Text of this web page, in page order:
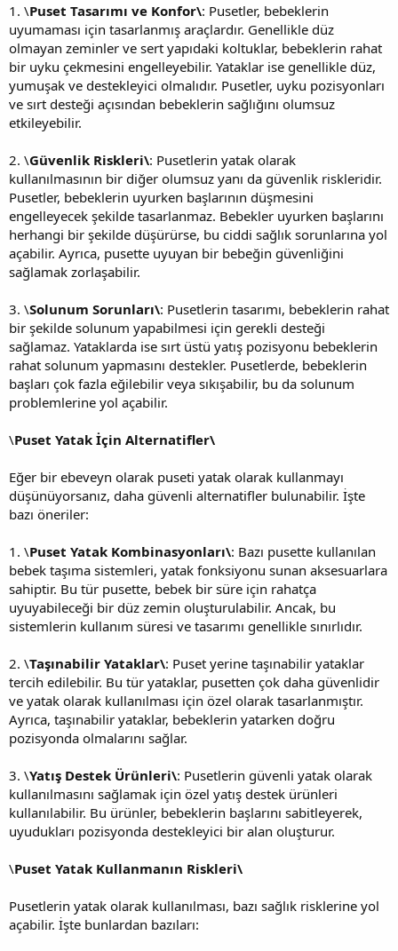
1. \Puset Tasarımı ve Konfor\: Pusetler, bebeklerin
uyumaması için tasarlanmış araçlardır. Genellikle düz
olmayan zeminler ve sert yapıdaki koltuklar, bebeklerin rahat
bir uyku çekmesini engelleyebilir. Yataklar ise genellikle düz,
yumuşak ve destekleyici olmalıdır. Pusetler, uyku pozisyonları
ve sırt desteği açısından bebeklerin sağlığını olumsuz
etkileyebilir.
2. \Güvenlik Riskleri\: Pusetlerin yatak olarak
kullanılmasının bir diğer olumsuz yanı da güvenlik riskleridir.
Pusetler, bebeklerin uyurken başlarının düşmesini
engelleyecek şekilde tasarlanmaz. Bebekler uyurken başlarını
herhangi bir şekilde düşürürse, bu ciddi sağlık sorunlarına yol
açabilir. Ayrıca, pusette uyuyan bir bebeğin güvenliğini
sağlamak zorlaşabilir.
3. \Solunum Sorunları\: Pusetlerin tasarımı, bebeklerin rahat
bir şekilde solunum yapabilmesi için gerekli desteği
sağlamaz. Yataklarda ise sırt üstü yatış pozisyonu bebeklerin
rahat solunum yapmasını destekler. Pusetlerde, bebeklerin
başları çok fazla eğilebilir veya sıkışabilir, bu da solunum
problemlerine yol açabilir.
\Puset Yatak İçin Alternatifler\
Eğer bir ebeveyn olarak puseti yatak olarak kullanmayı
düşünüyorsanız, daha güvenli alternatifler bulunabilir. İşte
bazı öneriler:
1. \Puset Yatak Kombinasyonları\: Bazı pusette kullanılan
bebek taşıma sistemleri, yatak fonksiyonu sunan aksesuarlara
sahiptir. Bu tür pusette, bebek bir süre için rahatça
uyuyabileceği bir düz zemin oluşturulabilir. Ancak, bu
sistemlerin kullanım süresi ve tasarımı genellikle sınırlıdır.
2. \Taşınabilir Yataklar\: Puset yerine taşınabilir yataklar
tercih edilebilir. Bu tür yataklar, pusetten çok daha güvenlidir
ve yatak olarak kullanılması için özel olarak tasarlanmıştır.
Ayrıca, taşınabilir yataklar, bebeklerin yatarken doğru
pozisyonda olmalarını sağlar.
3. \Yatış Destek Ürünleri\: Pusetlerin güvenli yatak olarak
kullanılmasını sağlamak için özel yatış destek ürünleri
kullanılabilir. Bu ürünler, bebeklerin başlarını sabitleyerek,
uyudukları pozisyonda destekleyici bir alan oluşturur.
\Puset Yatak Kullanmanın Riskleri\
Pusetlerin yatak olarak kullanılması, bazı sağlık risklerine yol
açabilir. İşte bunlardan bazıları: